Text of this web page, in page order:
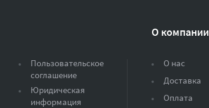
Пользовательское
соглашение
Юридическая
информация
О компании
О нас
Доставка
Оплата